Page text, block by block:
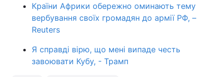
Країни Африки обережно оминають тему
вербування своїх громадян до армії РФ, –
Reuters
Я справді вірю, що мені випаде честь
завоювати Кубу, - Трамп